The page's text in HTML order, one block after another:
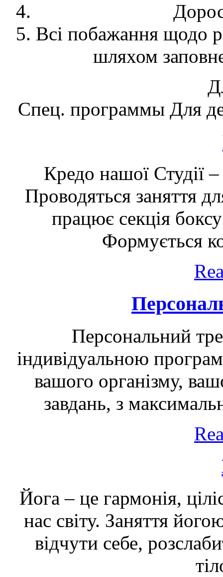
Всі побажання щодо
шляхом
Спец. программы Для
Кредо нашої Студії
Проводяться заняття
працює секція
Формується
Персональний
індивідуальною
вашого організму,
завдань, з
Йога – це гармонія,
нас світу. Заняття
відчути себе,